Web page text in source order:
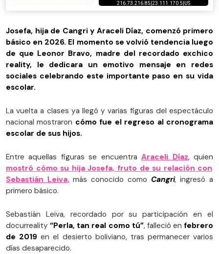
Josefa, hija de Cangri y Araceli Díaz, comenzó primero
básico en 2026. El momento se volvió tendencia luego
de que Leonor Bravo, madre del recordado exchico
reality, le dedicara un emotivo mensaje en redes
sociales celebrando este importante paso en su vida
escolar.
La vuelta a clases ya llegó y varias figuras del espectáculo
nacional mostraron cómo fue el regreso al cronograma
escolar de sus hijos.
Entre aquellas figuras se encuentraAraceli Díaz, quien
mostró cómo su hija Josefa, fruto de su relación con
Sebastián Leiva, más conocido como Cangri,ingresó a
primero básico.
Sebastián Leiva, recordado por su participación en el
docurreality“Perla, tan real como tú”, falleció en febrero
de 2019 en el desierto boliviano, tras permanecer varios
días desaparecido.